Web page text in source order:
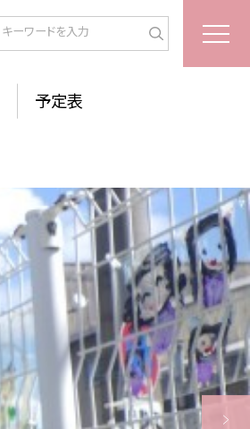
予定表